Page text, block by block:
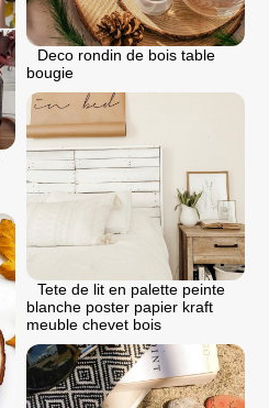
Deco rondin de bois table
bougie
Tete de lit en palette peinte
blanche poster papier kraft
meuble chevet bois